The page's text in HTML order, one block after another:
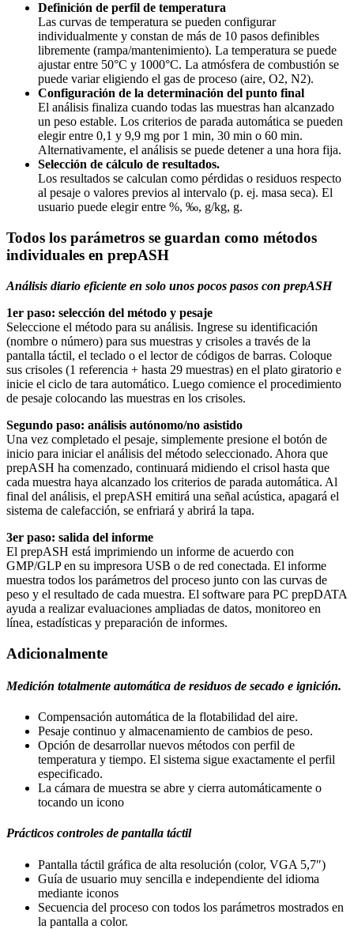
Definición de perfil de temperatura
Las curvas de temperatura se pueden configurar
individualmente y constan de más de 10 pasos definibles
libremente (rampa/mantenimiento). La temperatura se puede
ajustar entre 50°C y 1000°C. La atmósfera de combustión se
puede variar eligiendo el gas de proceso (aire, O2, N2).
Configuración de la determinación del punto final
El análisis finaliza cuando todas las muestras han alcanzado
un peso estable. Los criterios de parada automática se pueden
elegir entre 0,1 y 9,9 mg por 1 min, 30 min o 60 min.
Alternativamente, el análisis se puede detener a una hora fija.
Selección de cálculo de resultados.
Los resultados se calculan como pérdidas o residuos respecto
al pesaje o valores previos al intervalo (p. ej. masa seca). El
usuario puede elegir entre %, ‰, g/kg, g.
Todos los parámetros se guardan como métodos
individuales en prepASH
Análisis diario eficiente en solo unos pocos pasos con prepASH
1er paso: selección del método y pesaje
Seleccione el método para su análisis. Ingrese su identificación
(nombre o número) para sus muestras y crisoles a través de la
pantalla táctil, el teclado o el lector de códigos de barras. Coloque
sus crisoles (1 referencia + hasta 29 muestras) en el plato giratorio e
inicie el ciclo de tara automático. Luego comience el procedimiento
de pesaje colocando las muestras en los crisoles.
Segundo paso: análisis autónomo/no asistido
Una vez completado el pesaje, simplemente presione el botón de
inicio para iniciar el análisis del método seleccionado. Ahora que
prepASH ha comenzado, continuará midiendo el crisol hasta que
cada muestra haya alcanzado los criterios de parada automática. Al
final del análisis, el prepASH emitirá una señal acústica, apagará el
sistema de calefacción, se enfriará y abrirá la tapa.
3er paso: salida del informe
El prepASH está imprimiendo un informe de acuerdo con
GMP/GLP en su impresora USB o de red conectada. El informe
muestra todos los parámetros del proceso junto con las curvas de
peso y el resultado de cada muestra. El software para PC prepDATA
ayuda a realizar evaluaciones ampliadas de datos, monitoreo en
línea, estadísticas y preparación de informes.
Adicionalmente
Medición totalmente automática de residuos de secado e ignición.
Compensación automática de la flotabilidad del aire.
Pesaje continuo y almacenamiento de cambios de peso.
Opción de desarrollar nuevos métodos con perfil de
temperatura y tiempo. El sistema sigue exactamente el perfil
especificado.
La cámara de muestra se abre y cierra automáticamente o
tocando un icono
Prácticos controles de pantalla táctil
Pantalla táctil gráfica de alta resolución (color, VGA 5,7″)
Guía de usuario muy sencilla e independiente del idioma
mediante iconos
Secuencia del proceso con todos los parámetros mostrados en
la pantalla a color.